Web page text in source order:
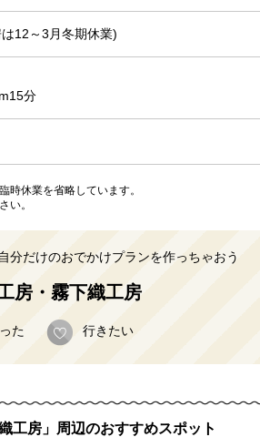
12～3月冬期休業)
分
休業を省略しています。
い。
分だけのおでかけプランを作っちゃおう
房・霧下織工房
た 行きたい
工房」周辺のおすすめスポット